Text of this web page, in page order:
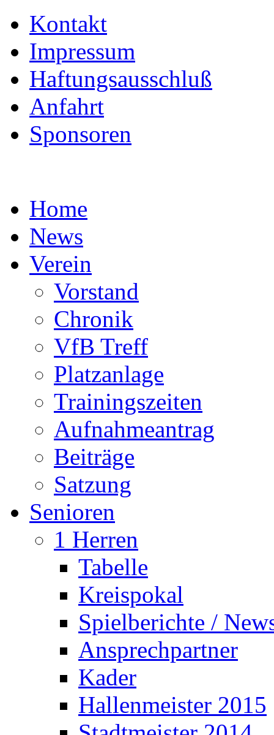
Kontakt
Impressum
Haftungsausschluß
Anfahrt
Sponsoren
Home
News
Verein
Vorstand
Chronik
VfB Treff
Platzanlage
Trainingszeiten
Aufnahmeantrag
Beiträge
Satzung
Senioren
1 Herren
Tabelle
Kreispokal
Spielberichte /
Ansprechpartner
Kader
Hallenmeister 2015